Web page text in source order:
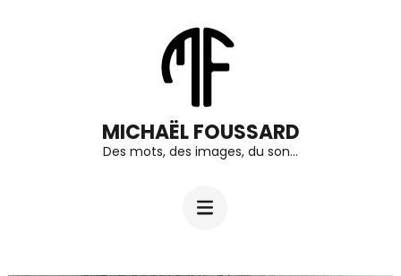
MICHAËL FOUSSARD
Des mots, des images, du son…